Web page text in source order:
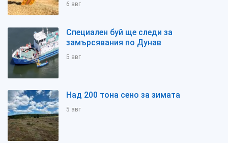
6 авг
Специален буй ще следи за
замърсявания по Дунав
5 авг
Над 200 тона сено за зимата
5 авг